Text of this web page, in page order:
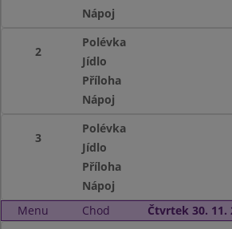
Nápoj
2
Polévka
Jídlo
Příloha
Nápoj
3
Polévka
Jídlo
Příloha
Nápoj
Menu
Chod Čtvrtek 30. 11.